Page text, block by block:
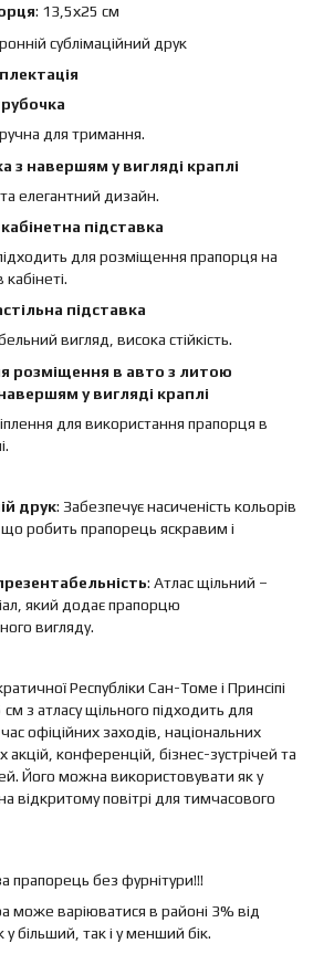
: 13,5х25 см
сублімаційний друк
для тримання.
з навершям у вигляді краплі
елегантний дизайн.
підставка
для розміщення прапорця на
кабінеті.
підставка
вигляд, висока стійкість.
розміщення в авто з литою
у вигляді краплі
для використання прапорця в
друк: Забезпечує насиченість кольорів
що робить прапорець яскравим і
: Атлас щільний –
який додає прапорцю
вигляду.
Республіки Сан-Томе і Принсіпі
з атласу щільного підходить для
офіційних заходів, національних
акцій, конференцій, бізнес-зустрічей та
Його можна використовувати як у
відкритому повітрі для тимчасового
прапорець без фурнітури!!!
може варіюватися в районі 3% від
у більший, так і у менший бік.